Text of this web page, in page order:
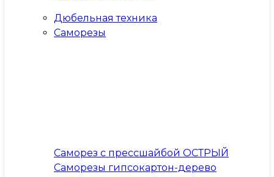
Дюбельная техника
Саморезы
Саморез с прессшайбой ОСТРЫЙ
Саморезы гипсокартон-дерево